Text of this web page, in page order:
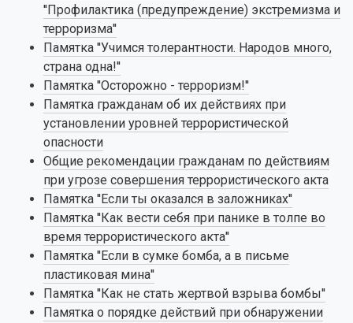
''Профилактика (предупреждение) экстремизма и
терроризма''
Памятка ''Учимся толерантности. Народов много,
страна одна!''
Памятка ''Осторожно - терроризм!''
Памятка гражданам об их действиях при
установлении уровней террористической
опасности
Общие рекомендации гражданам по действиям
при угрозе совершения террористического акта
Памятка ''Если ты оказался в заложниках''
Памятка ''Как вести себя при панике в толпе во
время террористического акта''
Памятка ''Если в сумке бомба, а в письме
пластиковая мина''
Памятка ''Как не стать жертвой взрыва бомбы''
Памятка о порядке действий при обнаружении